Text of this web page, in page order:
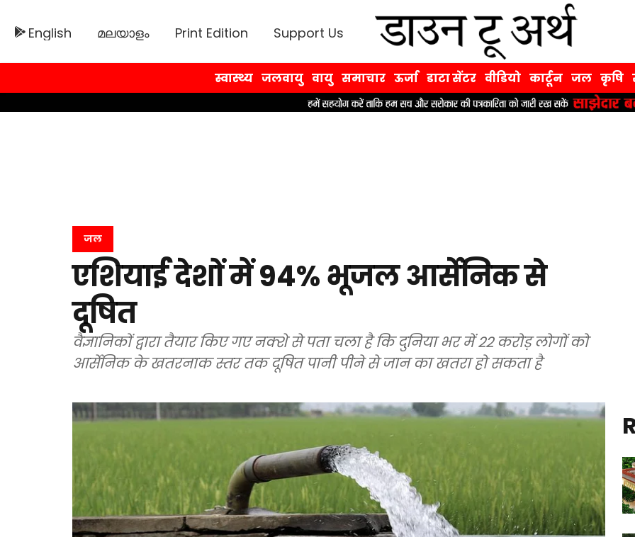
English മലയാളം Print Edition Support Us
स्वास्थ्य जलवायु वायु समाचार ऊर्जा डाटा सेंटर वीडियो कार्टून जल कृषि
जल
एशियाई देशों में 94% भूजल आर्सेनिक से
दूषित
वैज्ञानिकों द्वारा तैयार किए गए नक्शे से पता चला है कि दुनिया भर में 22 करोड़ लोगों को
आर्सेनिक के खतरनाक स्तर तक दूषित पानी पीने से जान का खतरा हो सकता है